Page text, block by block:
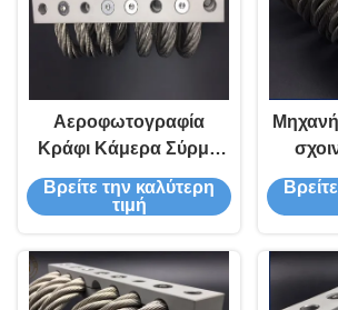
Αεροφωτογραφία
Κράφι Κάμερα Σύρμα
σχοινί Ατμιστής
δονήσεων Ατμιστής
Βρείτε την καλύτερη
τιμή